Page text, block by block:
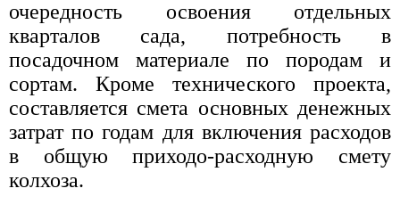
очередность освоения отдельных
кварталов сада, потребность в
посадочном материале по породам и
сортам. Кроме технического проекта,
составляется смета основных денежных
затрат по годам для включения расходов
в общую приходо-расходную смету
колхоза.